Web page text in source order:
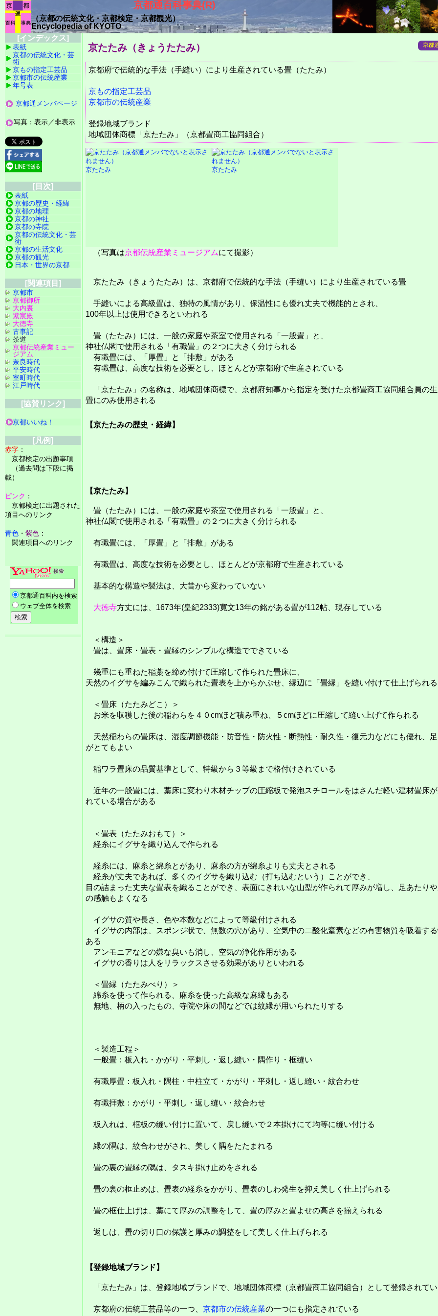
京都通百科事典(R)
（京都の伝統文化・ 京都検定・京都観光）
Encyclopedia of KYOTO
京たたみ（きょうたたみ）
京都府で伝統的な手法（手縫い）により生産されている畳（たたみ）
京もの指定工芸品
京都市の伝統産業
登録地域ブランド
地域団体商標「京たたみ」（京都畳商工協同組合）
京たたみ 京たたみ
（写真は京都伝統産業ミュージアムにて撮影）
京たたみ（きょうたたみ）は、京都府で伝統的な手法（手縫い）により生産されている畳
手縫いによる高級畳は、独特の風情があり、保温性にも優れ丈夫で機能的とされ、
100年以上は使用できるといわれる
畳（たたみ）には、一般の家庭や茶室で使用される「一般畳」と、
神社仏閣で使用される「有職畳」の２つに大きく分けられる
有職畳には、「厚畳」と「排敷」がある
有職畳は、高度な技術を必要とし、ほとんどが京都府で生産されている
「京たたみ」の名称は、地域団体商標で、京都府知事から指定を受けた京都畳商工協同組合員の
畳にのみ使用される
【京たたみの歴史・経緯】
【京たたみ】
畳（たたみ）には、一般の家庭や茶室で使用される「一般畳」と、
神社仏閣で使用される「有職畳」の２つに大きく分けられる
有職畳には、「厚畳」と「排敷」がある
有職畳は、高度な技術を必要とし、ほとんどが京都府で生産されている
基本的な構造や製法は、大昔から変わっていない
大徳寺方丈には、1673年(皇紀2333)寛文13年の銘がある畳が112帖、現存している
＜構造＞
畳は、畳床・畳表・畳縁のシンプルな構造でできている
幾重にも重ねた稲藁を締め付けて圧縮して作られた畳床に、
天然のイグサを編みこんで織られた畳表を上からかぶせ、縁辺に「畳縁」を縫い付けて仕上げられる
＜畳床（たたみどこ）＞
お米を収穫した後の稲わらを４０cmほど積み重ね、５cmほどに圧縮して縫い上げて作られる
天然稲わらの畳床は、湿度調節機能・防音性・防火性・断熱性・耐久性・復元力などにも優れ、
がとてもよい
稲ワラ畳床の品質基準として、特級から３等級まで格付けされている
近年の一般畳には、藁床に変わり木材チップの圧縮板で発泡スチロールをはさんだ軽い建材畳床
れている場合がある
＜畳表（たたみおもて）＞
経糸にイグサを織り込んで作られる
経糸には、麻糸と綿糸とがあり、麻糸の方が綿糸よりも丈夫とされる
経糸が丈夫であれば、多くのイグサを織り込む（打ち込むという）ことができ、
目の詰まった丈夫な畳表を織ることができ、表面にきれいな山型が作られて厚みが増し、足あたり
の感触もよくなる
イグサの質や長さ、色や本数などによって等級付けされる
イグサの内部は、スポンジ状で、無数の穴があり、空気中の二酸化窒素などの有害物質を吸着す
ある
アンモニアなどの嫌な臭いも消し、空気の浄化作用がある
イグサの香りは人をリラックスさせる効果がありといわれる
＜畳縁（たたみべり）＞
綿糸を使って作られる、麻糸を使った高級な麻縁もある
無地、柄の入ったもの、寺院や床の間などでは紋縁が用いられたりする
＜製造工程＞
一般畳：板入れ・かがり・平刺し・返し縫い・隅作り・框縫い
有職厚畳：板入れ・隅柱・中柱立て・かがり・平刺し・返し縫い・紋合わせ
有職拝敷：かがり・平刺し・返し縫い・紋合わせ
板入れは、框板の縫い付けに置いて、戻し縫いで２本掛けにて均等に縫い付ける
縁の隅は、紋合わせがされ、美しく隅をたたまれる
畳の裏の畳縁の隅は、タスキ掛け止めをされる
畳の裏の框止めは、畳表の経糸をかがり、畳表のしわ発生を抑え美しく仕上げられる
畳の框仕上げは、藁にて厚みの調整をして、畳の厚みと畳よせの高さを揃えられる
返しは、畳の切り口の保護と厚みの調整をして美しく仕上げられる
【登録地域ブランド】
「京たたみ」は、登録地域ブランドで、地域団体商標（京都畳商工協同組合）として登録されて
京都府の伝統工芸品等の一つ、 京都市の伝統産業の一つにも指定されている
[インデックス]
表紙
京都の伝統文化・芸
術
京もの指定工芸品
京都市の伝統産業
年号表
京都通メンバページ
写真：表示／非表示
[目次]
表紙
京都の歴史・経緯
京都の地理
京都の神社
京都の寺院
京都の伝統文化・芸
術
京都の生活文化
京都の観光
日本・世界の京都
[関連項目]
京都市
京都御所
大内裏
紫宸殿
大徳寺
古事記
茶道
京都伝統産業ミュー
ジアム
奈良時代
平安時代
室町時代
江戸時代
[協賛リンク]
京都いいね！
[凡例]
赤字 ：
京都検定の出題事項
（過去問は下段に掲
載）
ピンク ：
京都検定に出題された
項目へのリンク
青色 ・ 紫色 ：
関連項目へのリンク